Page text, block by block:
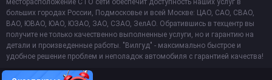
месторасположение СТО сети обеспечит доступность наших услуг в
больших городах России, Подмосковье и всей Москве: ЦАО, САО, СВАО,
ВАО, ЮВАО, ЮАО, ЮЗАО, ЗАО, СЗАО, ЗелАО. Обратившись в техцентр вы
получите не только качественно выполненные услуги, но и гарантию на
детали и произведенные работы. "Вилгуд" - максимально быстрое и
удобное решение проблем и неполадок автомобиля с гарантией качества!